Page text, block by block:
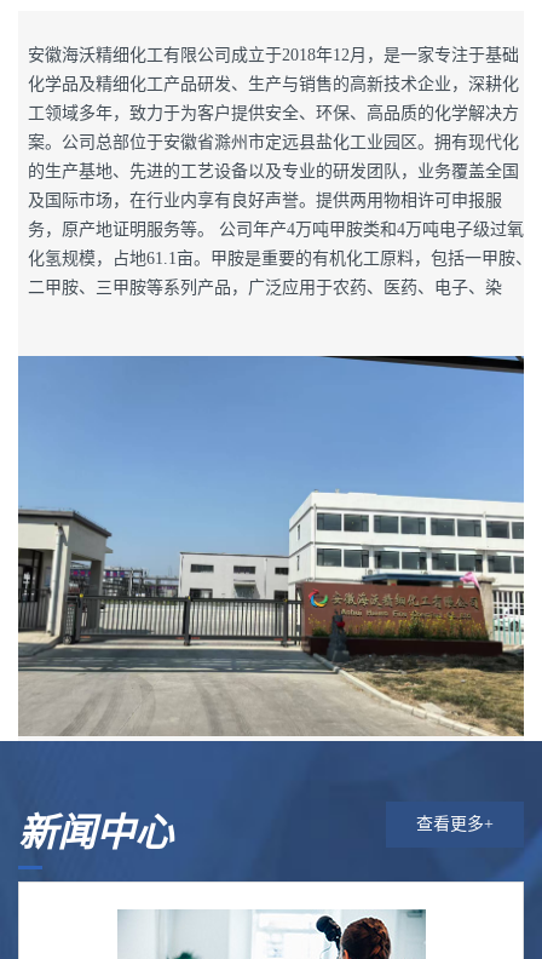
安徽海沃精细化工有限公司成立于2018年12月，是一家专注于基础
化学品及精细化工产品研发、生产与销售的高新技术企业，深耕化
工领域多年，致力于为客户提供安全、环保、高品质的化学解决方
案。公司总部位于安徽省滁州市定远县盐化工业园区。拥有现代化
的生产基地、先进的工艺设备以及专业的研发团队，业务覆盖全国
及国际市场，在行业内享有良好声誉。提供两用物相许可申报服
务，原产地证明服务等。 公司年产4万吨甲胺类和4万吨电子级过氧
化氢规模，占地61.1亩。甲胺是重要的有机化工原料，包括一甲胺、
二甲胺、三甲胺等系列产品，广泛应用于农药、医药、电子、染
新闻中心 查看更多+